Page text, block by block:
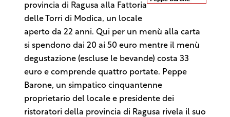
provincia di Ragusa alla Fattoria
delle Torri di Modica, un locale
aperto da 22 anni. Qui per un menù alla carta
si spendono dai 20 ai 50 euro mentre il menù
degustazione (escluse le bevande) costa 33
euro e comprende quattro portate. Peppe
Barone, un simpatico cinquantenne
proprietario del locale e presidente dei
ristoratori della provincia di Ragusa rivela il suo